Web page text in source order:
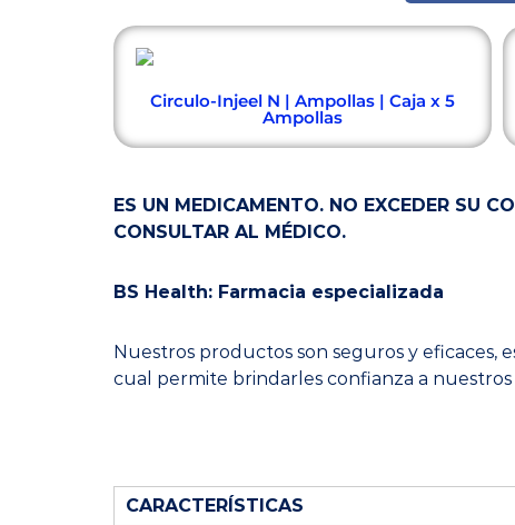
Circulo-Injeel N | Ampollas | Caja x 5
Ampollas
ES UN MEDICAMENTO. NO EXCEDER SU
CONSULTAR AL MÉDICO.
BS Health: Farmacia especializada
Nuestros productos son seguros y eficaces,
cual permite brindarles confianza a nuestros
CARACTERÍSTICAS